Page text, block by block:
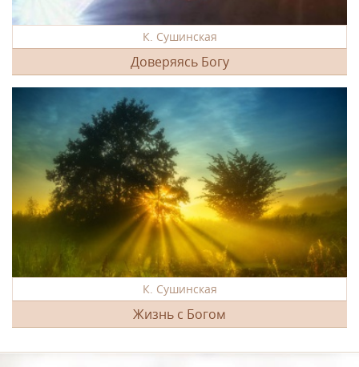
К. Сушинская
Доверяясь Богу
К. Сушинская
Жизнь с Богом